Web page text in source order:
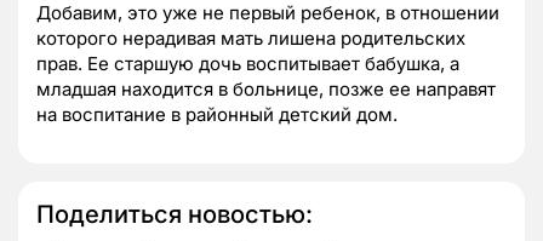
Добавим, это уже не первый ребенок, в отношении
которого нерадивая мать лишена родительских
прав. Ее старшую дочь воспитывает бабушка, а
младшая находится в больнице, позже ее направят
на воспитание в районный детский дом.
Поделиться новостью: